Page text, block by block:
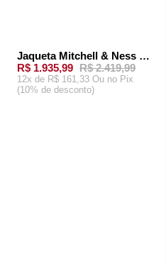
-20%
Jaqueta Mitchell & Ness Team Burst Warm Up Jacket New York Giants Branca
R$ 1.935,99 R$ 2.419,99
12x de R$ 161,33 Ou no Pix
(10% de desconto)